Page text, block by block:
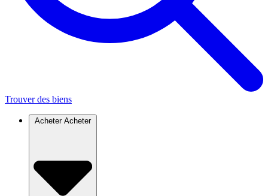
Trouver des biens
Acheter Acheter